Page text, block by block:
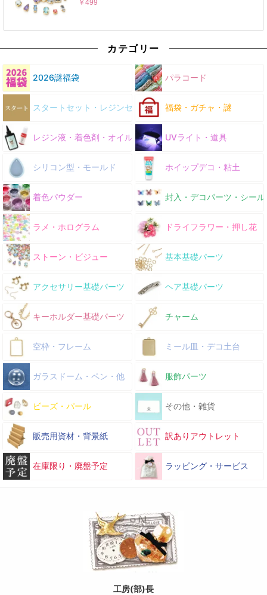
カテゴリー
2026謎福袋 パラコード
スタートセット・レジンセット 福袋・ガチャ・謎
レジン液・着色剤・オイル UVライト・道具
シリコン型・モールド ホイップデコ・粘土
着色パウダー 封入・デコパーツ・シール
ラメ・ホログラム ドライフラワー・押し花
ストーン・ビジュー 基本基礎パーツ
アクセサリー基礎パーツ ヘア基礎パーツ
キーホルダー基礎パーツ チャーム
空枠・フレーム ミール皿・デコ土台
ガラスドーム・ペン・他 服飾パーツ
ビーズ・パール その他・雑貨
販売用資材・背景紙 訳ありアウトレット
在庫限り・廃盤予定 ラッピング・サービス
工房(部)長